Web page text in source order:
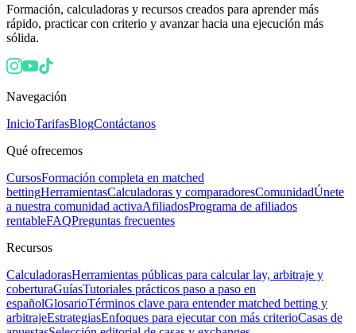
Formación, calculadoras y recursos creados para aprender más
rápido, practicar con criterio y avanzar hacia una ejecución más
sólida.
Navegación
InicioTarifasBlogContáctanos
Qué ofrecemos
CursosFormación completa en matched
bettingHerramientasCalculadoras y comparadoresComunidadÚnete
a nuestra comunidad activaAfiliadosPrograma de afiliados
rentableFAQPreguntas frecuentes
Recursos
CalculadorasHerramientas públicas para calcular lay, arbitraje y
coberturaGuíasTutoriales prácticos paso a paso en
españolGlosarioTérminos clave para entender matched betting y
arbitrajeEstrategiasEnfoques para ejecutar con más criterioCasas de